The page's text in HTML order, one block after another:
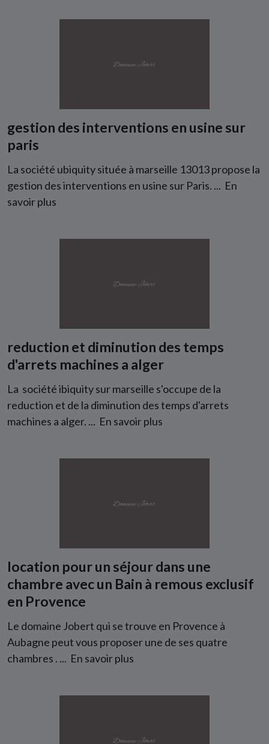
gestion des interventions en usine sur
paris
La société ubiquity située à marseille 13013 propose la
gestion des interventions en usine sur Paris. ... En
savoir plus
reduction et diminution des temps
d'arrets machines a alger
La société ibiquity sur marseille s'occupe de la
reduction et de la diminution des temps d'arrets
machines a alger. ... En savoir plus
location pour un séjour dans une
chambre avec un Bain à remous exclusif
en Provence
Le domaine Jobert qui se trouve en Provence à
Aubagne peut vous proposer une de ses quatre
chambres . ... En savoir plus